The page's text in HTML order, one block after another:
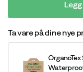
Ta vare på dine nye